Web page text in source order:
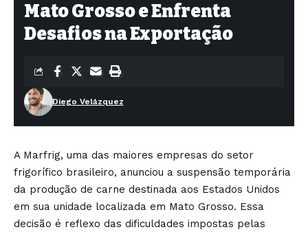
Mato Grosso e Enfrenta
Desafios na Exportação
Diego Velázquez
A Marfrig, uma das maiores empresas do setor
frigorífico brasileiro, anunciou a suspensão temporária
da produção de carne destinada aos Estados Unidos
em sua unidade localizada em Mato Grosso. Essa
decisão é reflexo das dificuldades impostas pelas